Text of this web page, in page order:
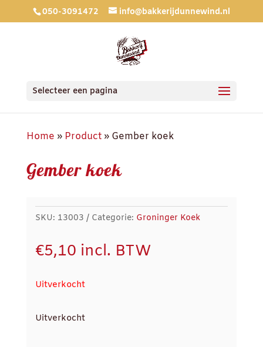
050-3091472 info@bakkerijdunnewind.nl
Selecteer een pagina
Home » Product» Gember koek
Gember koek
SKU: 13003 Categorie: Groninger Koek
€5,10 incl. BTW
Uitverkocht
Uitverkocht